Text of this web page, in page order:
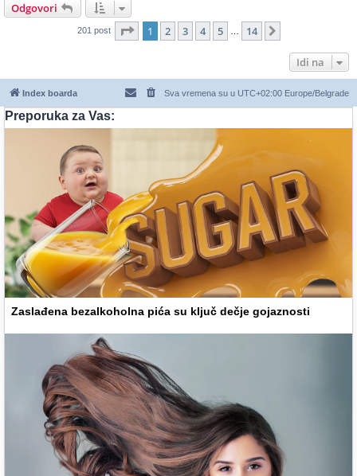
Odgovori
201 post Stranica 1od14
1 2 3 4 5 14
Idi na
Index boarda Sva vremena su u UTC+02:00 Europe/Belgrade
Preporuka za Vas:
Zaslađena bezalkoholna pića su ključ dečje gojaznosti